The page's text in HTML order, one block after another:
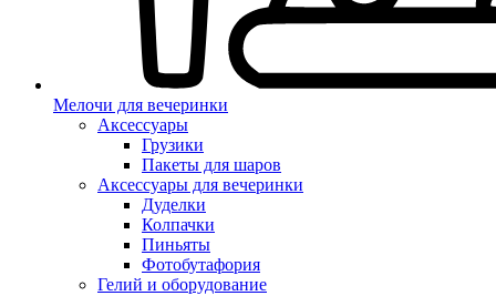
Мелочи для вечеринки
Аксессуары
Грузики
Пакеты для шаров
Аксессуары для вечеринки
Дуделки
Колпачки
Пиньяты
Фотобутафория
Гелий и оборудование